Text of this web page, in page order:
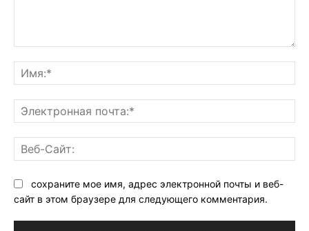
сохраните мое имя, адрес электронной почты и веб-
сайт в этом браузере для следующего комментария.